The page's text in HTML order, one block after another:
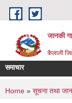
Skip to main content
जानकी
कैलाली
समाचार
You are
Home » सूचना तथा